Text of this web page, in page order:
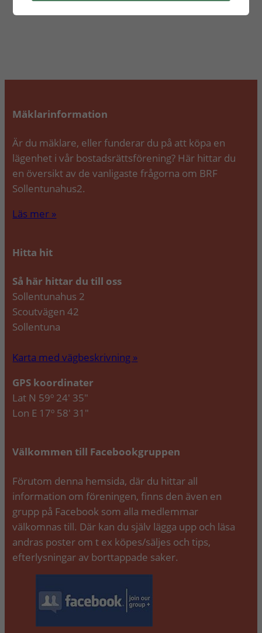
Mäklarinformation
Är du mäklare, eller funderar du på att köpa en
lägenhet i vår bostadsrättsförening? Här hittar du
en översikt av de vanligaste frågorna om BRF
Sollentunahus2.
Läs mer »
Hitta hit
Så här hittar du till oss
Sollentunahus 2
Scoutvägen 42
Sollentuna
Karta med vägbeskrivning »
GPS koordinater
Lat N 59º 24′ 35″
Lon E 17º 58′ 31″
Välkommen till Facebookgruppen
Förutom denna hemsida, där du hittar all
information om föreningen, finns den även en
grupp på Facebook som alla medlemmar
välkomnas till. Där kan du själv lägga upp och läsa
andras poster om t ex köpes/säljes och tips,
efterlysningar av borttappade saker.